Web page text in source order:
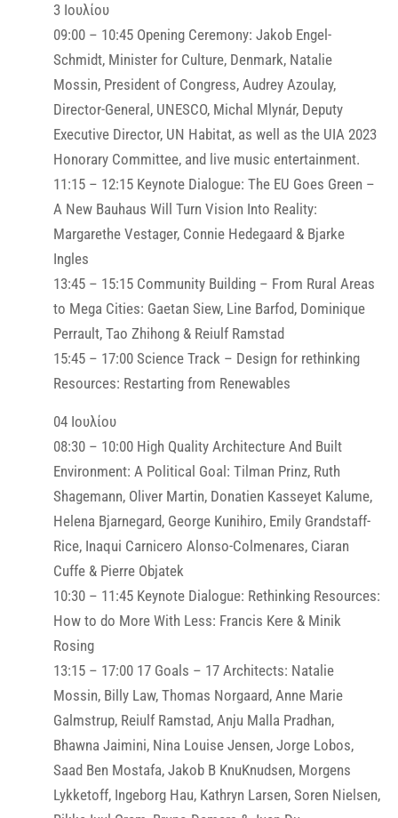
3 Ιουλίου
09:00 – 10:45 Opening Ceremony: Jakob Engel-
Schmidt, Minister for Culture, Denmark, Natalie
Mossin, President of Congress, Audrey Azoulay,
Director-General, UNESCO, Michal Mlynár, Deputy
Executive Director, UN Habitat, as well as the UIA 2023
Honorary Committee, and live music entertainment.
11:15 – 12:15 Keynote Dialogue: The EU Goes Green –
A New Bauhaus Will Turn Vision Into Reality:
Margarethe Vestager, Connie Hedegaard & Bjarke
Ingles
13:45 – 15:15 Community Building – From Rural Areas
to Mega Cities: Gaetan Siew, Line Barfod, Dominique
Perrault, Tao Zhihong & Reiulf Ramstad
15:45 – 17:00 Science Track – Design for rethinking
Resources: Restarting from Renewables
04 Ιουλίου
08:30 – 10:00 High Quality Architecture And Built
Environment: A Political Goal: Tilman Prinz, Ruth
Shagemann, Oliver Martin, Donatien Kasseyet Kalume,
Helena Bjarnegard, George Kunihiro, Emily Grandstaff-
Rice, Inaqui Carnicero Alonso-Colmenares, Ciaran
Cuffe & Pierre Objatek
10:30 – 11:45 Keynote Dialogue: Rethinking Resources:
How to do More With Less: Francis Kere & Minik
Rosing
13:15 – 17:00 17 Goals – 17 Architects: Natalie
Mossin, Billy Law, Thomas Norgaard, Anne Marie
Galmstrup, Reiulf Ramstad, Anju Malla Pradhan,
Bhawna Jaimini, Nina Louise Jensen, Jorge Lobos,
Saad Ben Mostafa, Jakob B KnuKnudsen, Morgens
Lykketoff, Ingeborg Hau, Kathryn Larsen, Soren Nielsen,